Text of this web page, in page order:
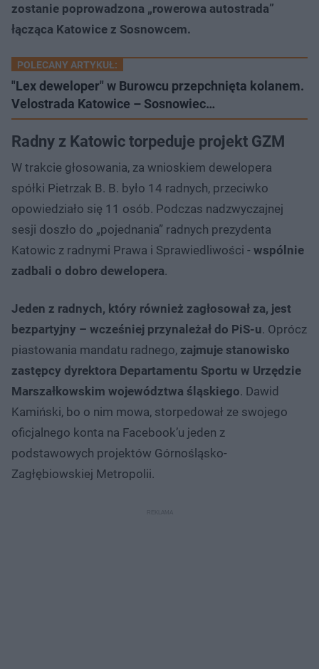
zostanie poprowadzona „rowerowa autostrada”
łącząca Katowice z Sosnowcem.
POLECANY ARTYKUŁ:
"Lex deweloper" w Burowcu przepchnięta kolanem.
Velostrada Katowice – Sosnowiec…
Radny z Katowic torpeduje projekt GZM
W trakcie głosowania, za wnioskiem dewelopera
spółki Pietrzak B. B. było 14 radnych, przeciwko
opowiedziało się 11 osób. Podczas nadzwyczajnej
sesji doszło do „pojednania” radnych prezydenta
Katowic z radnymi Prawa i Sprawiedliwości - wspólnie
zadbali o dobro dewelopera.
Jeden z radnych, który również zagłosował za, jest
bezpartyjny – wcześniej przynależał do PiS-u. Oprócz
piastowania mandatu radnego, zajmuje stanowisko
zastępcy dyrektora Departamentu Sportu w Urzędzie
Marszałkowskim województwa śląskiego. Dawid
Kamiński, bo o nim mowa, storpedował ze swojego
oficjalnego konta na Facebook’u jeden z
podstawowych projektów Górnośląsko-
Zagłębiowskiej Metropolii.